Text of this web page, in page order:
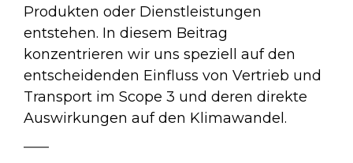
Produkten oder Dienstleistungen
entstehen. In diesem Beitrag
konzentrieren wir uns speziell auf den
entscheidenden Einfluss von Vertrieb und
Transport im Scope 3 und deren direkte
Auswirkungen auf den Klimawandel.